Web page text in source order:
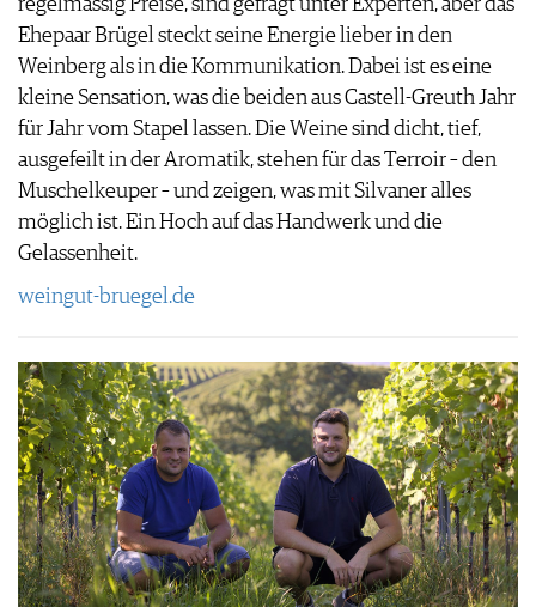
regelmässig Preise, sind gefragt unter Experten, aber das
Ehepaar Brügel steckt seine Energie lieber in den
Weinberg als in die Kommunikation. Dabei ist es eine
kleine Sensation, was die beiden aus Castell-Greuth Jahr
für Jahr vom Stapel lassen. Die Weine sind dicht, tief,
ausgefeilt in der Aromatik, stehen für das Terroir – den
Muschelkeuper – und zeigen, was mit Silvaner alles
möglich ist. Ein Hoch auf das Handwerk und die
Gelassenheit.
weingut-bruegel.de